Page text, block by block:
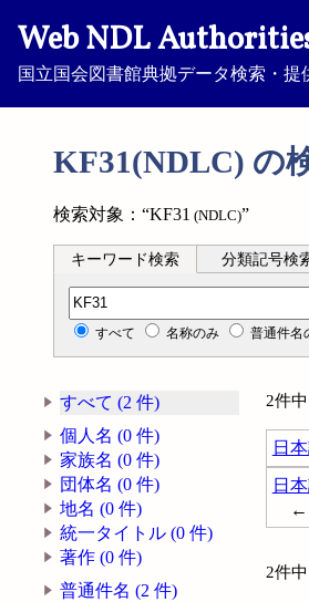
Web NDL
国立国会図書館典拠データ検索・提
KF31(NDLC) の
検索対象：“KF31 (NDLC)”
キーワード検索 分類記号検
分類記号検索
すべて 名称のみ 普通件名
すべて (2 件)
個人名 (0 件)
家族名 (0 件)
団体名 (0 件)
地名 (0 件)
統一タイトル (0 件)
著作 (0 件)
普通件名 (2 件)
2件
日
日
←
2件